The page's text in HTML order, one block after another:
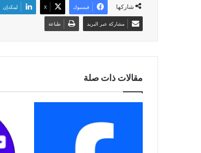
شاركها فيسبوك ‫X لينكدإن
مشاركة عبر البريد طباعة
مقالات ذات صلة